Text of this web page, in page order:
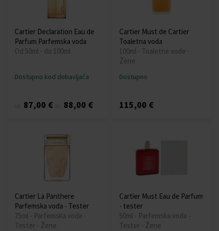
Cartier Declaration Eau de
Parfum Parfemska voda
Od 50ml - do 100ml
Dostupno kod dobavljača
87,00 € 88,00 €
Cartier Must de Cartier
Toaletna voda
100ml - Toaletne vode -
Žene
Dostupno
115,00 €
Cartier La Panthere
Parfemska voda - Tester
75ml - Parfemska voda -
Tester - Žene
Cartier Must Eau de Parfum
- tester
50ml - Parfemska voda -
Tester - Žene